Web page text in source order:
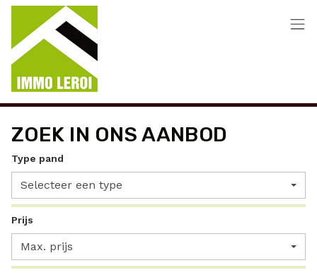
Menu overslaan en naar de inhoud gaan
ZOEK IN ONS AANBOD
Type pand
Selecteer een type
Prijs
Max. prijs